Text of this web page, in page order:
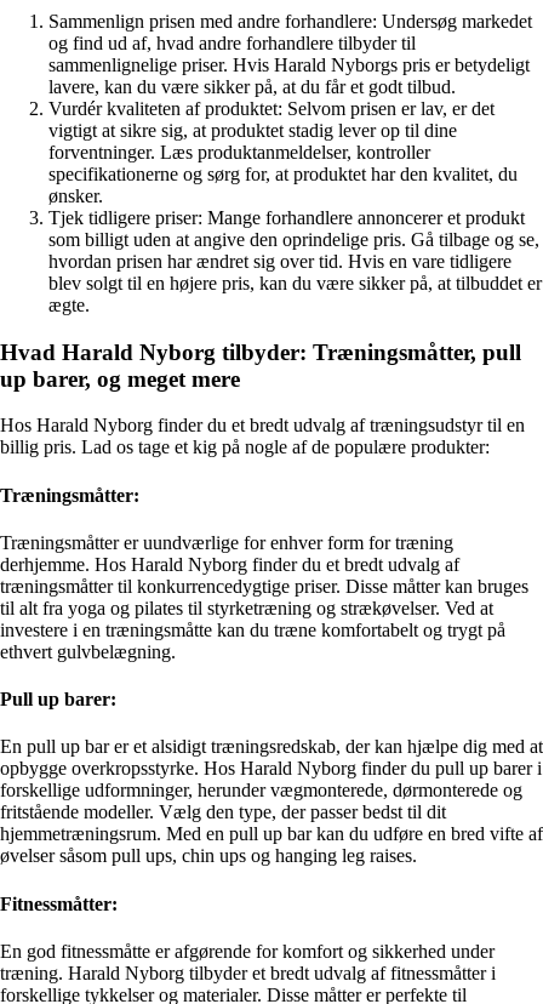
Sammenlign prisen med andre forhandlere: Undersøg markedet
og find ud af, hvad andre forhandlere tilbyder til
sammenlignelige priser. Hvis Harald Nyborgs pris er betydeligt
lavere, kan du være sikker på, at du får et godt tilbud.
Vurdér kvaliteten af produktet: Selvom prisen er lav, er det
vigtigt at sikre sig, at produktet stadig lever op til dine
forventninger. Læs produktanmeldelser, kontroller
specifikationerne og sørg for, at produktet har den kvalitet, du
ønsker.
Tjek tidligere priser: Mange forhandlere annoncerer et produkt
som billigt uden at angive den oprindelige pris. Gå tilbage og se,
hvordan prisen har ændret sig over tid. Hvis en vare tidligere
blev solgt til en højere pris, kan du være sikker på, at tilbuddet er
ægte.
Hvad Harald Nyborg tilbyder: Træningsmåtter, pull
up barer, og meget mere
Hos Harald Nyborg finder du et bredt udvalg af træningsudstyr til en
billig pris. Lad os tage et kig på nogle af de populære produkter:
Træningsmåtter:
Træningsmåtter er uundværlige for enhver form for træning
derhjemme. Hos Harald Nyborg finder du et bredt udvalg af
træningsmåtter til konkurrencedygtige priser. Disse måtter kan bruges
til alt fra yoga og pilates til styrketræning og strækøvelser. Ved at
investere i en træningsmåtte kan du træne komfortabelt og trygt på
ethvert gulvbelægning.
Pull up barer:
En pull up bar er et alsidigt træningsredskab, der kan hjælpe dig med at
opbygge overkropsstyrke. Hos Harald Nyborg finder du pull up barer i
forskellige udformninger, herunder vægmonterede, dørmonterede og
fritstående modeller. Vælg den type, der passer bedst til dit
hjemmetræningsrum. Med en pull up bar kan du udføre en bred vifte af
øvelser såsom pull ups, chin ups og hanging leg raises.
Fitnessmåtter:
En god fitnessmåtte er afgørende for komfort og sikkerhed under
træning. Harald Nyborg tilbyder et bredt udvalg af fitnessmåtter i
forskellige tykkelser og materialer. Disse måtter er perfekte til